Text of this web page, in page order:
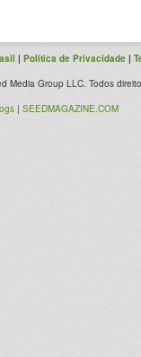
| Política de Privacidade |
Media Group LLC. Todos
| SEEDMAGAZINE.COM